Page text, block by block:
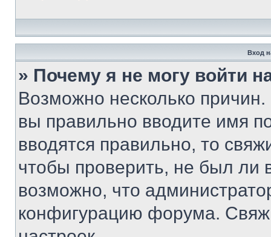
Вход
» Почему я не могу войти
Возможно несколько
вы правильно вводите имя
вводятся правильно, то
чтобы проверить, не был ли
возможно, что
конфигурацию форума.